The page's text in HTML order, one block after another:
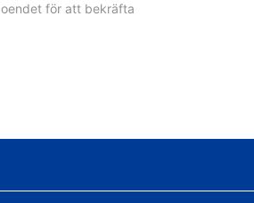
för att bekräfta